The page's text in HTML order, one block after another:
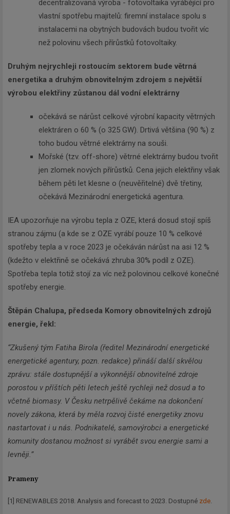
decentralizovaná výroba - fotovoltaika vyrábějící pro
vlastní spotřebu majitelů: firemní instalace spolu s
instalacemi na obytných budovách budou tvořit víc
než polovinu všech přírůstků fotovoltaiky.
Druhým nejrychleji rostoucím sektorem bude větrná
energetika a druhým obnovitelným zdrojem s největší
výrobou elektřiny zůstanou dál vodní elektrárny
očekává se nárůst celkové výrobní kapacity větrných
elektráren o 60 % (o 325 GW). Drtivá většina (90 %) z
toho budou větrné elektrárny na souši.
Mořské (tzv. off-shore) větrné elektrárny budou tvořit
jen zlomek nových přírůstků. Cena jejich elektřiny však
během pěti let klesne o (neuvěřitelné) dvě třetiny,
očekává Mezinárodní energetická agentura.
IEA upozorňuje na výrobu tepla z OZE, která dosud stojí spíš
stranou zájmu (a kde se z OZE vyrábí pouze 10 % celkové
spotřeby tepla a v roce 2023 je očekáván nárůst na asi 12 %
(kdežto v elektřině se očekává zhruba 30% podíl z OZE).
Spotřeba tepla totiž stojí za víc než polovinou celkové konečné
spotřeby energie.
Štěpán Chalupa, předseda Komory obnovitelných zdrojů
energie, řekl:
“Zkušený tým Fatiha Birola (ředitel Mezinárodní energetické
energetické agentury, pozn. redakce) přináší další skvělou
zprávu: stále dostupnější a výkonnější obnovitelné zdroje
porostou v příštích pěti letech ještě rychleji než dosud a to
včetně biomasy. V Česku netrpělivě čekáme na dokončení
novely zákona, která by měla rozvoj čisté energetiky znovu
nastartovat i u nás. Podnikatelé, samovýrobci a energetické
komunity dostanou možnost si vyrábět svou energie sami a
levněji.”
Prameny
[1] RENEWABLES 2018. Analysis and forecast to 2023. Dostupné zde